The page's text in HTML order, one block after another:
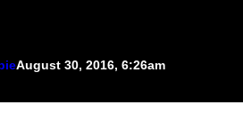
August 30, 2016, 6:26am